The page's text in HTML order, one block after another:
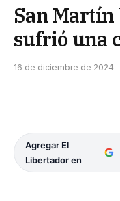
San
sufrió una
16 de diciembre de 2024
Agregar El
Libertador en